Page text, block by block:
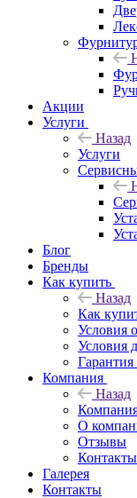
Акции
Услуги
Назад
Услуги
Блог
Бренды
Как купить
Назад
Как
Условия
Условия
Гарантия
Компания
Назад
О
Отзывы
Контакты
Галерея
Контакты